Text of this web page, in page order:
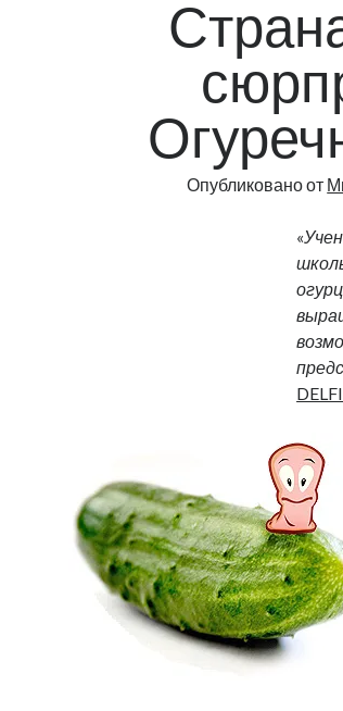
Опубликовано от
«